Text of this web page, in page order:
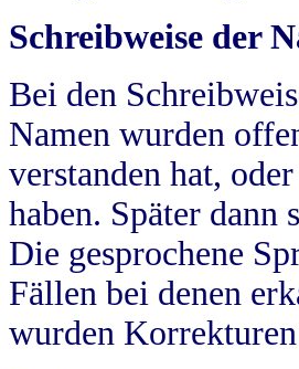
Schreibweise der
Bei den
Namen wurden
verstanden hat,
haben. Später dann
Die gesprochene
Fällen bei denen
wurden